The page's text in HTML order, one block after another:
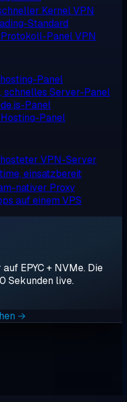
Kernel VPN
Standard
Panel VPN
Panel
schnelles Server-Panel
Panel
Panel
VPN-Server
einsatzbereit
nativer Proxy
auf einem VPS
EPYC + NVMe. Die
Sekunden live.
→